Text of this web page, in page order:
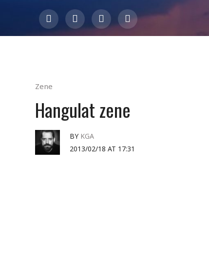
Zene
Hangulat zene
BY KGA
2013/02/18 AT 17:31